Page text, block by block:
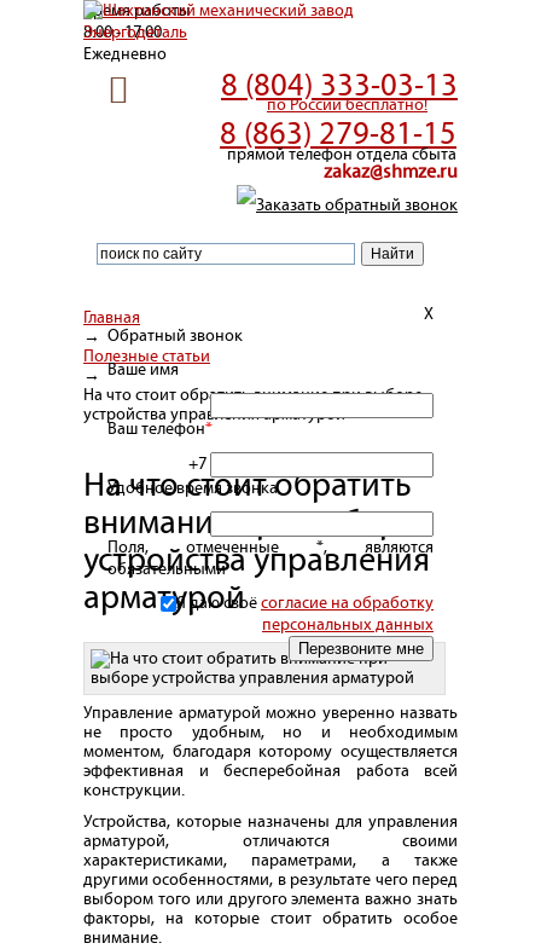
Время работы
8:00 - 17:00
Ежедневно
8 (804) 333-03-13
по России бесплатно!
8 (863) 279-81-15
прямой телефон отдела сбыта
zakaz@shmze.ru
Заказать обратный звонок
X
Обратный звонок
Ваше имя
Ваш телефон*
+7
Удобное время звонка
Поля, отмеченные *, являются
обязательными
Я даю своёсогласие на обработку
персональных данных
Главная
→
Полезные статьи
→
На что стоит обратить внимание при выборе
устройства управления арматурой
На что стоит обратить
внимание при выборе
устройства управления
арматурой
Управление арматурой можно уверенно назвать
не просто удобным, но и необходимым
моментом, благодаря которому осуществляется
эффективная и бесперебойная работа всей
конструкции.
Устройства, которые назначены для управления
арматурой, отличаются своими
характеристиками, параметрами, а также
другими особенностями, в результате чего перед
выбором того или другого элемента важно знать
факторы, на которые стоит обратить особое
внимание.